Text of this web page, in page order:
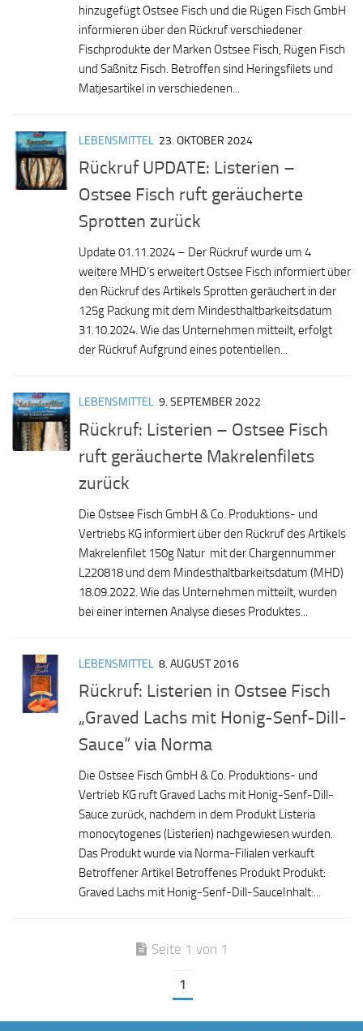
hinzugefügt Ostsee Fisch und die Rügen Fisch GmbH
informieren über den Rückruf verschiedener
Fischprodukte der Marken Ostsee Fisch, Rügen Fisch
und Saßnitz Fisch. Betroffen sind Heringsfilets und
Matjesartikel in verschiedenen...
LEBENSMITTEL 23. OKTOBER 2024
Rückruf UPDATE: Listerien –
Ostsee Fisch ruft geräucherte
Sprotten zurück
Update 01.11.2024 – Der Rückruf wurde um 4
weitere MHD’s erweitert Ostsee Fisch informiert über
den Rückruf des Artikels Sprotten geräuchert in der
125g Packung mit dem Mindesthaltbarkeitsdatum
31.10.2024. Wie das Unternehmen mitteilt, erfolgt
der Rückruf Aufgrund eines potentiellen...
LEBENSMITTEL 9. SEPTEMBER 2022
Rückruf: Listerien – Ostsee Fisch
ruft geräucherte Makrelenfilets
zurück
Die Ostsee Fisch GmbH & Co. Produktions- und
Vertriebs KG informiert über den Rückruf des Artikels
Makrelenfilet 150g Natur mit der Chargennummer
L220818 und dem Mindesthaltbarkeitsdatum (MHD)
18.09.2022. Wie das Unternehmen mitteilt, wurden
bei einer internen Analyse dieses Produktes...
LEBENSMITTEL 8. AUGUST 2016
Rückruf: Listerien in Ostsee Fisch
„Graved Lachs mit Honig-Senf-Dill-
Sauce“ via Norma
Die Ostsee Fisch GmbH & Co. Produktions- und
Vertrieb KG ruft Graved Lachs mit Honig-Senf-Dill-
Sauce zurück, nachdem in dem Produkt Listeria
monocytogenes (Listerien) nachgewiesen wurden.
Das Produkt wurde via Norma-Filialen verkauft
Betroffener Artikel Betroffenes Produkt Produkt:
Graved Lachs mit Honig-Senf-Dill-SauceInhalt:...
Seite 1 von 1
1